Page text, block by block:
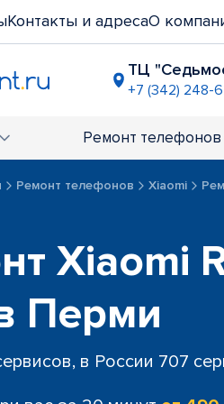
Контакты и адресаО
ТЦ
+7 (342) 248-
+7 (342)
+7 (342)
ТЦ
+7 (342)
Ремонт телефонов
Ремонт телефонов Xiaomi
Xiaomi
Перми
в России 707